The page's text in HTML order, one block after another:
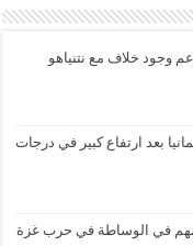
وجود خلاف مع نتنياهو
بعد ارتفاع كبير في درجات
في الوساطة في حرب غزة